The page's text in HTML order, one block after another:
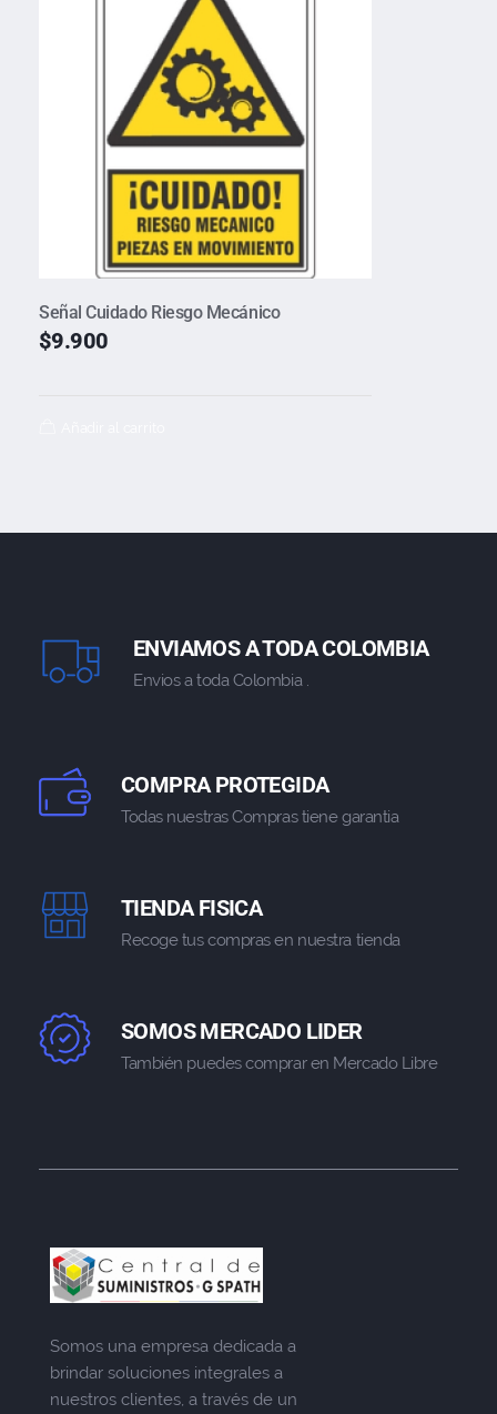
Señal Cuidado Riesgo Mecánico
$9.900
ENVIAMOS A TODA COLOMBIA
Envios a toda Colombia .
COMPRA PROTEGIDA
Todas nuestras Compras tiene garantia
TIENDA FISICA
Recoge tus compras en nuestra tienda
SOMOS MERCADO LIDER
También puedes comprar en Mercado Libre
Somos una empresa dedicada a
brindar soluciones integrales a
nuestros clientes, a través de un